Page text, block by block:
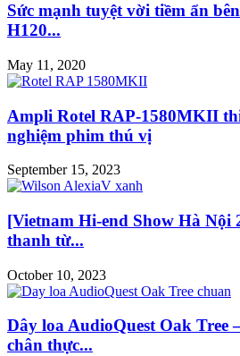
Sức mạnh tuyệt vời tiềm ẩn
H120...
May 11, 2020
Ampli Rotel RAP-1580MKII
nghiệm phim thú vị
September 15, 2023
[Vietnam Hi-end Show Hà Nội
thanh từ...
October 10, 2023
Dây loa AudioQuest Oak Tree
chân thực...